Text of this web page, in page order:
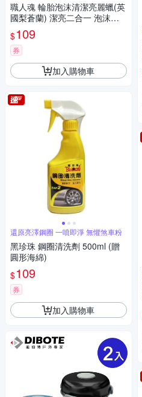
職人魂 輪胎泡沫清潔亮麗蠟(英
國梨蒼蘭) 潔亮二合一 泡沫輪
胎蠟
$109
券
加入購物車
還原亮澤鋼圈 一噴即淨 無懼煞車粉
黑珍珠 鋼圈清洗劑 500ml (贈
圓形海綿)
$109
券
加入購物車